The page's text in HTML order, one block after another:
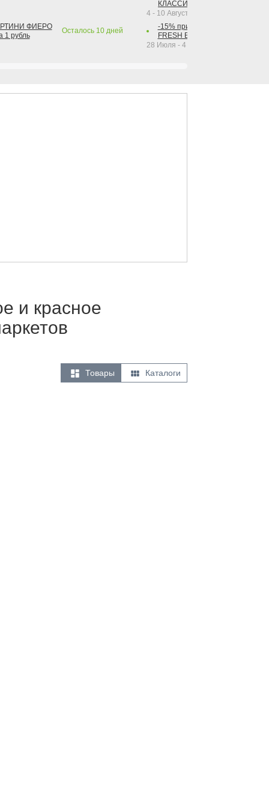
ФИЕРО
1 рубль
Осталось 10дней
КЛАССИК КОЛА 1 л за 1 рубль
4 - 10 Августа 2026
-15% при покупке от 2-х штук
FRESH BAR КОЛА в
28 Июля - 4 Октября 2026
и красное
 Товары  Каталоги